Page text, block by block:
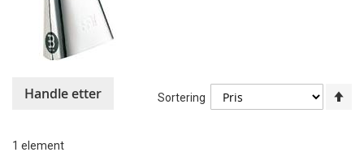
1 element
Sortering
Handle etter